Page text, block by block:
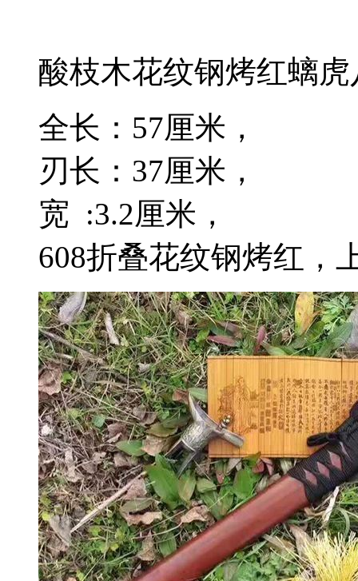
酸枝木花纹钢烤红螭
全长：57厘米，
刃长：37厘米，
宽 :3.2厘米，
608折叠花纹钢烤红，